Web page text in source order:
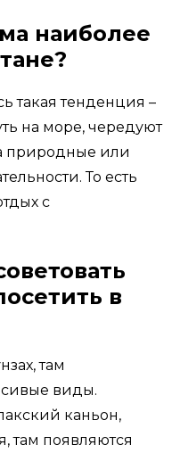
наиболее
такая тенденция –
на море, чередуют
природные или
То есть
с
в
там
виды.
каньон,
там появляются